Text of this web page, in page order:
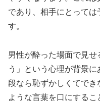
であり、相手にとっては
す。
男性が酔った場面で見
う」という心理が背景
段なら恥ずかしくてでき
ような言葉を口にする